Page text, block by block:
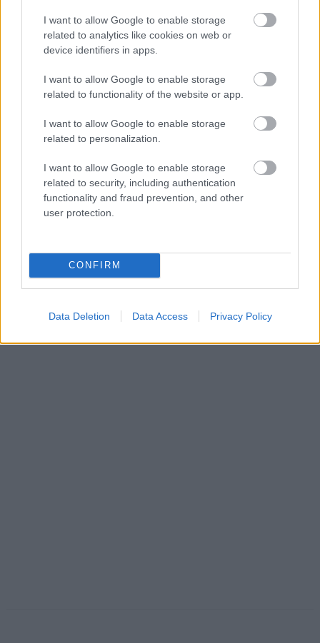
I want to allow Google to enable storage
related to analytics like cookies on web or
device identifiers in apps.
I want to allow Google to enable storage
related to functionality of the website or app.
I want to allow Google to enable storage
related to personalization.
I want to allow Google to enable storage
related to security, including authentication
functionality and fraud prevention, and other
user protection.
CONFIRM
Data Deletion Data Access Privacy Policy
Ουρανούπολη (120 χλμ.) και σταματάτε στην
Τρυπητή, όπου υπάρχει το πορθμείο, για να πάτε
στην Αμμουλιανή. Υπάρχουν τακτικά δρομολόγια
για να περάσετε απέναντι. Σταθερή αξία εδώ και
χρόνια, το ferry boat «Γοργουπήκοος».